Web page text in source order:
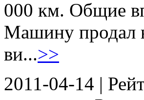
000 км. Общие
Машину продал
ви...>>
2011-04-14 |